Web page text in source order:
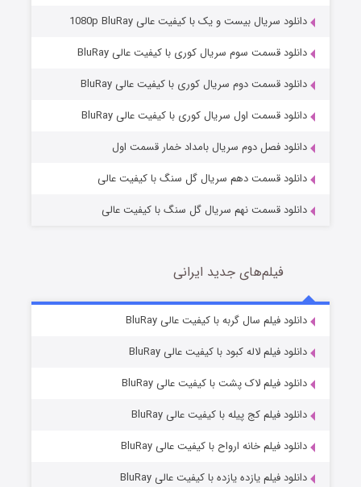
مردگان متحرک: شهر مرده ۳
قسمت2 (زیرنویس) منتشر شد
قسمت7 (زیرنویس) منتشر شد
دانلود سریال بیست و یک با کیفیت عالی 1080p BluRay
دانلود قسمت سوم سریال کوری با کیفیت عالی BluRay
دانلود قسمت دوم سریال کوری با کیفیت عالی BluRay
دانلود قسمت اول سریال کوری با کیفیت عالی BluRay
دانلود فصل دوم سریال بامداد خمار قسمت اول
دانلود قسمت دهم سریال گل سنگ با کیفیت عالی
دانلود قسمت نهم سریال گل سنگ با کیفیت عالی
فیلم‌های جدید ایرانی
دانلود فیلم سال گربه با کیفیت عالی BluRay
دانلود فیلم لاله کبود با کیفیت عالی BluRay
دانلود فیلم لاک پشت با کیفیت عالی BluRay
دانلود فیلم کج‌ پیله با کیفیت عالی BluRay
دانلود فیلم خانه ارواح با کیفیت عالی BluRay
دانلود فیلم یازده یازده با کیفیت عالی BluRay